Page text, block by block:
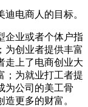
电商人的目标。
企业或者个体户指
为创业者提供丰富
走上了电商创业大
；为就业打工者提
为公司的美工骨
更多的财富。